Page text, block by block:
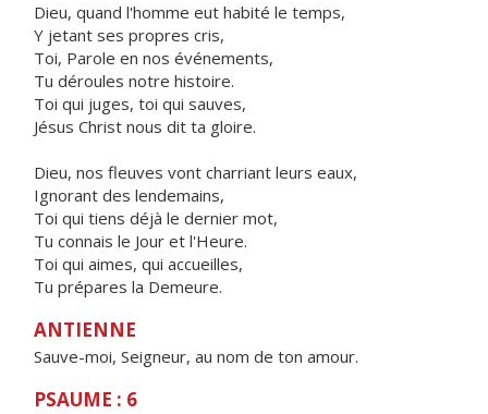
Dieu, quand l'homme eut habité le temps,
Y jetant ses propres cris,
Toi, Parole en nos événements,
Tu déroules notre histoire.
Toi qui juges, toi qui sauves,
Jésus Christ nous dit ta gloire.
Dieu, nos fleuves vont charriant leurs eaux,
Ignorant des lendemains,
Toi qui tiens déjà le dernier mot,
Tu connais le Jour et l'Heure.
Toi qui aimes, qui accueilles,
Tu prépares la Demeure.
ANTIENNE
Sauve-moi, Seigneur, au nom de ton amour.
PSAUME : 6